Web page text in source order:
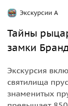
Экскурсии А
Тайны
замки
Экскурсия
святилища
знаменитых